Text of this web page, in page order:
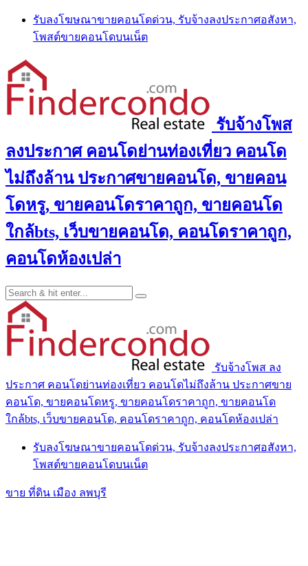
Skip
content
รับลงโฆษณาขายคอนโดด่วน, รับจ้างลงประกาศอสังหา,
โพสต์ขายคอนโดบนเน็ต
รับจ้างโพส
ลงประกาศ คอนโดย่านท่องเที่ยว คอนโด
ไม่ถึงล้าน ประกาศขายคอนโด, ขายคอน
โดหรู, ขายคอนโดราคาถูก, ขายคอนโด
ใกล้bts, เว็บขายคอนโด, คอนโดราคาถูก,
คอนโดห้องเปล่า
รับจ้างโพส ลง
ประกาศ คอนโดย่านท่องเที่ยว คอนโดไม่ถึงล้าน ประกาศขาย
คอนโด, ขายคอนโดหรู, ขายคอนโดราคาถูก, ขายคอนโด
ใกล้bts, เว็บขายคอนโด, คอนโดราคาถูก, คอนโดห้องเปล่า
รับลงโฆษณาขายคอนโดด่วน, รับจ้างลงประกาศอสังหา,
โพสต์ขายคอนโดบนเน็ต
ขาย ที่ดิน เมือง ลพบุรี